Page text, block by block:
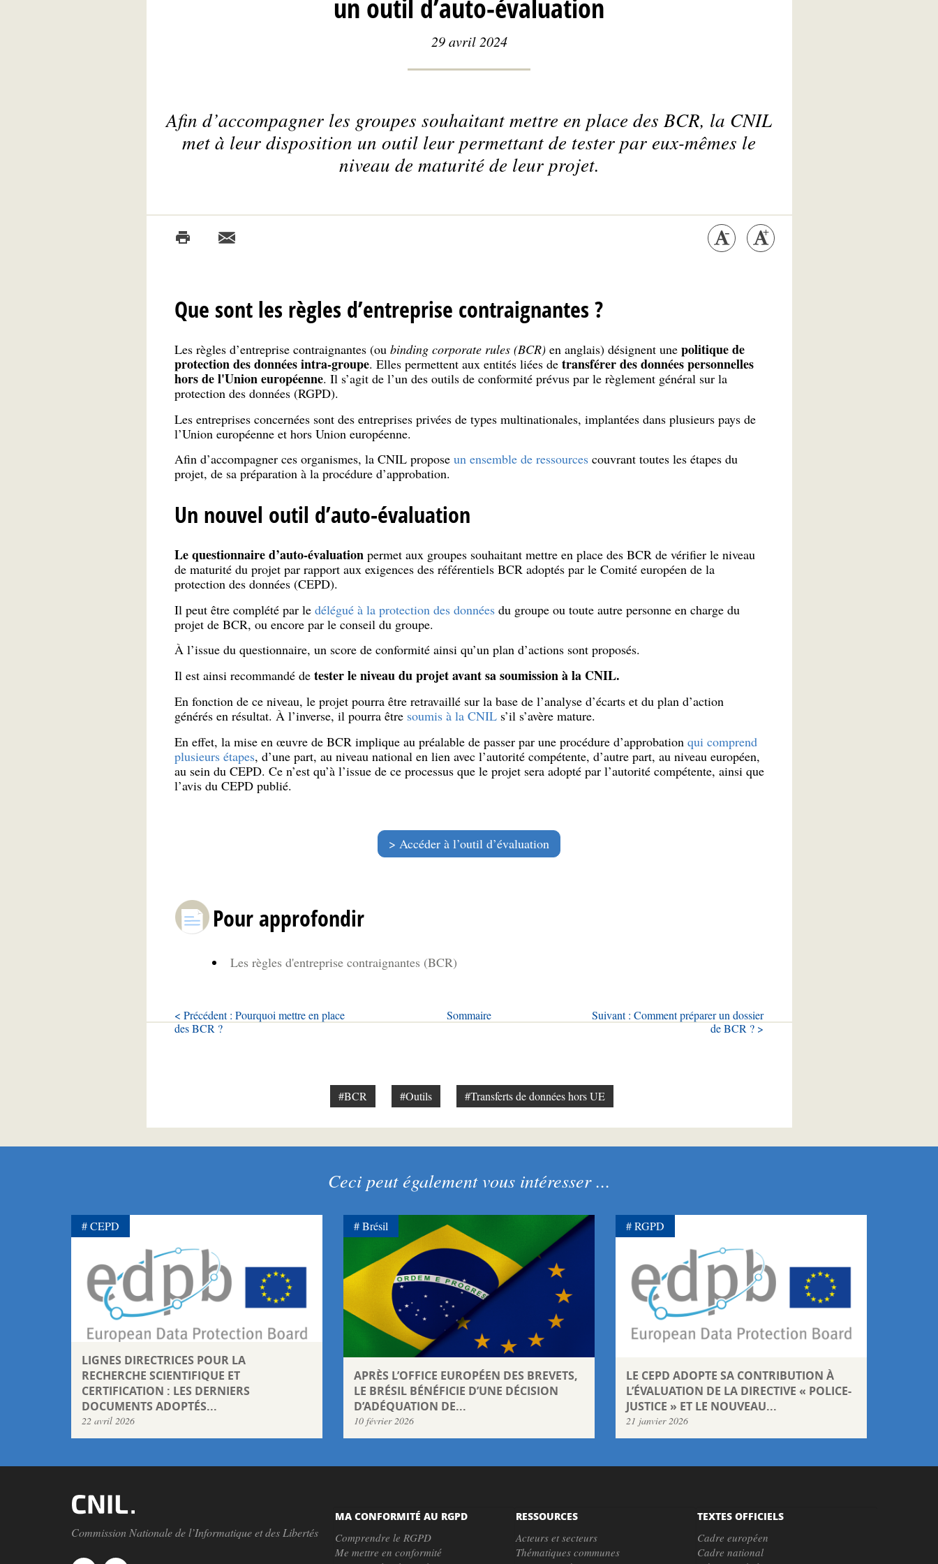
un outil d’auto-évaluation
29 avril 2024
Afin d’accompagner les groupes souhaitant mettre en place des BCR, la CNIL
met à leur disposition un outil leur permettant de tester par eux-mêmes le
niveau de maturité de leur projet.
Que sont les règles d’entreprise contraignantes ?
Les règles d’entreprise contraignantes (ou binding corporate rules (BCR)en anglais) désignent une politique de
protection des données intra-groupe. Elles permettent aux entités liées de transférer des données personnelles
hors de l'Union européenne. Il s’agit de l’un des outils de conformité prévus par le règlement général sur la
protection des données (RGPD).
Les entreprises concernées sont des entreprises privées de types multinationales, implantées dans plusieurs pays de
l’Union européenne et hors Union européenne.
Afin d’accompagner ces organismes, la CNIL propose un ensemble de ressourcescouvrant toutes les étapes du
projet, de sa préparation à la procédure d’approbation.
Un nouvel outil d’auto-évaluation
Le questionnaire d’auto-évaluation permet aux groupes souhaitant mettre en place des BCR de vérifier le niveau
de maturité du projet par rapport aux exigences des référentiels BCR adoptés par le Comité européen de la
protection des données (CEPD).
Il peut être complété par le délégué à la protection des donnéesdu groupe ou toute autre personne en charge du
projet de BCR, ou encore par le conseil du groupe.
À l’issue du questionnaire, un score de conformité ainsi qu’un plan d’actions sont proposés.
Il est ainsi recommandé de tester le niveau du projet avant sa soumission à la CNIL.
En fonction de ce niveau, le projet pourra être retravaillé sur la base de l’analyse d’écarts et du plan d’action
générés en résultat. À l’inverse, il pourra être soumis à la CNILs’il s’avère mature.
En effet, la mise en œuvre de BCR implique au préalable de passer par une procédure d’approbation qui comprend
plusieurs étapes, d’une part, au niveau national en lien avec l’autorité compétente, d’autre part, au niveau européen,
au sein du CEPD. Ce n’est qu’à l’issue de ce processus que le projet sera adopté par l’autorité compétente, ainsi que
l’avis du CEPD publié.
Accéder à l’outil d’évaluation
Pour approfondir
Les règles d'entreprise contraignantes (BCR)
< Précédent : Pourquoi mettre en place
des BCR ?
Sommaire
Suivant : Comment préparer un dossier
de BCR ? >
#BCR #Outils #Transferts de données hors UE
Ceci peut également vous intéresser ...
LIGNES DIRECTRICES POUR LA
RECHERCHE SCIENTIFIQUE ET
CERTIFICATION : LES DERNIERS
DOCUMENTS ADOPTÉS...
22 avril 2026
CEPD
APRÈS L’OFFICE EUROPÉEN DES BREVETS,
LE BRÉSIL BÉNÉFICIE D’UNE DÉCISION
D’ADÉQUATION DE...
10 février 2026
Brésil
LE CEPD ADOPTE SA CONTRIBUTION À
L’ÉVALUATION DE LA DIRECTIVE « POLICE-
JUSTICE » ET LE NOUVEAU...
21 janvier 2026
RGPD
Commission Nationale de l’Informatique et des Libertés
MA CONFORMITÉ AU RGPD
Comprendre le RGPD
Me mettre en conformité
RESSOURCES
Acteurs et secteurs
Thématiques communes
TEXTES OFFICIELS
Cadre européen
Cadre national